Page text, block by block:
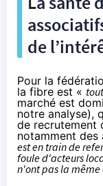
de
Pour la
la fibre est «
marché est
notre analyse),
de recrutement
notamment des
est en train de
foule d'acteurs
n'ont pas la